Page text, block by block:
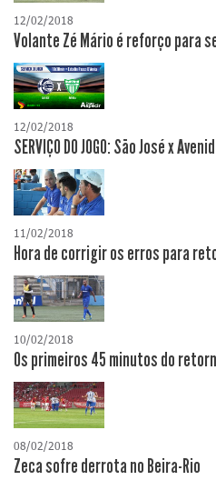
12/02/2018
Volante Zé Mário é reforço para
12/02/2018
SERVIÇO DO JOGO: São José x
11/02/2018
Hora de corrigir os erros para
10/02/2018
Os primeiros 45 minutos do
08/02/2018
Zeca sofre derrota no Beira-Rio